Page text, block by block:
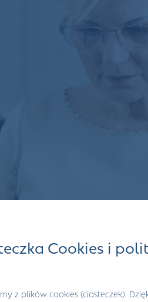
Cookies i
z plików cookies (ciasteczek).